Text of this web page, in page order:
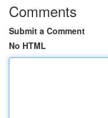
Comments
Submit a Comment
No HTML